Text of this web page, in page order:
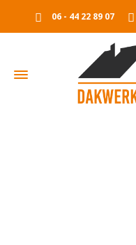
06 - 44 22 89 07